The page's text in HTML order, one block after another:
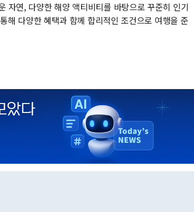
자연, 다양한 해양 액티비티를 바탕으로 꾸준히 인기
해 다양한 혜택과 함께 합리적인 조건으로 여행을 준